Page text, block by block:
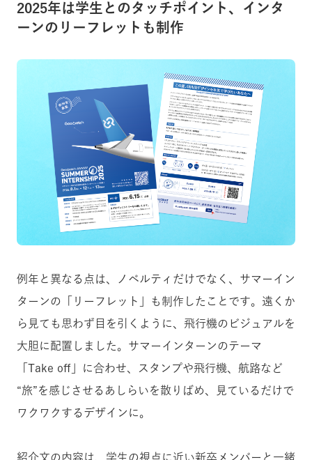
2025年は学生とのタッチポイント、インタ
ーンのリーフレットも制作
例年と異なる点は、ノベルティだけでなく、サマーイン
ターンの「リーフレット」も制作したことです。遠くか
ら見ても思わず目を引くように、飛行機のビジュアルを
大胆に配置しました。サマーインターンのテーマ
「Take off」に合わせ、スタンプや飛行機、航路など
“旅”を感じさせるあしらいを散りばめ、見ているだけで
ワクワクするデザインに。
紹介文の内容は、学生の視点に近い新卒メンバーと一緒